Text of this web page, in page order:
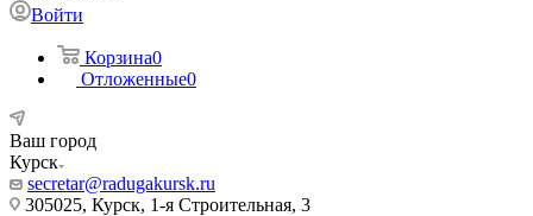
Войти
Корзина0
Отложенные0
Ваш город
Курск
secretar@radugakursk.ru
305025, Курск, 1-я Строительная, 3